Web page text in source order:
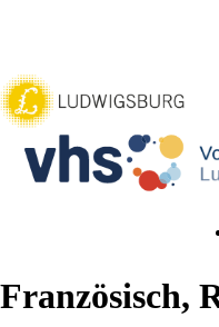
Französisch,